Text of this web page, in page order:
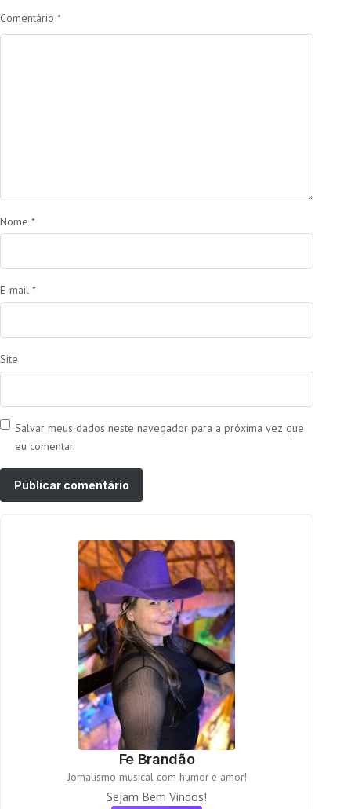
Comentário *
Nome *
E-mail *
Site
Salvar meus dados neste navegador para a próxima vez que
eu comentar.
Fe Brandão
Jornalismo musical com humor e amor!
Sejam Bem Vindos!